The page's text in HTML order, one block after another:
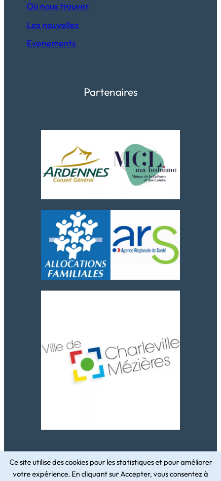
Ce site utilise des cookies pour les statistiques et pour améliorer
votre expérience. En cliquant sur Accepter, vous consentez à
Où nous trouver
Les nouvelles
Evenements
Partenaires